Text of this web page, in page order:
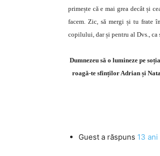
primește că e mai grea decât și
facem. Zic, să mergi și tu frate
copilului, dar și pentru al Dvs.,
Dumnezeu să o lumineze pe
roagă-te sfinților Adrian și
Guest a răspuns 13 ani